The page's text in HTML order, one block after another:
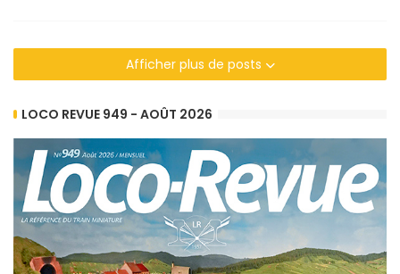
Afficher plus de posts
LOCO REVUE 949 - AOÛT 2026